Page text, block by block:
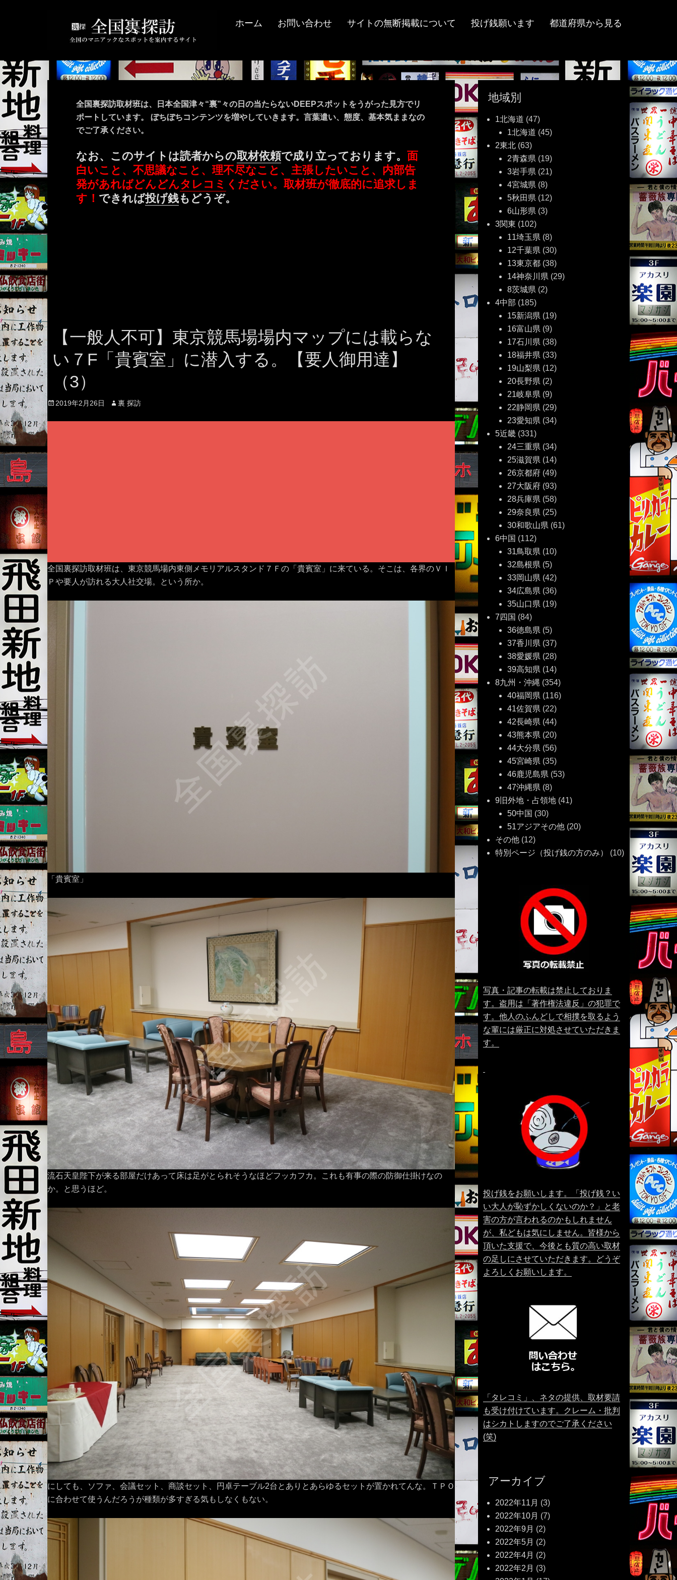
ホーム お問い合わせ サイトの無断掲載について 投げ銭願います 都道府県から見る
全国裏探訪取材班は、日本全国津々“裏”々の日の当たらないDEEPスポットをうがった見方でリ
ポートしています。 ぼちぼちコンテンツを増やしていきます。言葉遣い、態度、基本気ままなの
でご了承ください。
なお、このサイトは読者からの取材依頼で成り立っております。 面
白いこと、不思議なこと、理不尽なこと、主張したいこと、内部告
発があればどんどんタレコミ ください。取材班が徹底的に追求しま
す！ できれば投げ銭もどうぞ。
【一般人不可】東京競馬場場内マップには載らな
い７F「貴賓室」に潜入する。【要人御用達】
（3）
Posted
on
2019年2月26日 Author
裏 探訪
全国裏探訪取材班は、東京競馬場内東側メモリアルスタンド７Ｆの「貴賓室」に来ている。そこは、各界のＶＩ
Ｐや要人が訪れる大人社交場。という所か。
「貴賓室」
流石天皇陛下が来る部屋だけあって床は足がとられそうなほどフッカフカ。これも有事の際の防御仕掛けなの
か。と思うほど。
にしても、ソファ、会議セット、商談セット、円卓テーブル2台とありとあらゆるセットが置かれてんな。ＴＰＯ
に合わせて使うんだろうが種類が多すぎる気もしなくもない。
地域別
1北海道 (47)
1北海道 (45)
2東北 (63)
2青森県 (19)
3岩手県 (21)
4宮城県 (8)
5秋田県 (12)
6山形県 (3)
3関東 (102)
11埼玉県 (8)
12千葉県 (30)
13東京都 (38)
14神奈川県 (29)
8茨城県 (2)
4中部 (185)
15新潟県 (19)
16富山県 (9)
17石川県 (38)
18福井県 (33)
19山梨県 (12)
20長野県 (2)
21岐阜県 (9)
22静岡県 (29)
23愛知県 (34)
5近畿 (331)
24三重県 (34)
25滋賀県 (14)
26京都府 (49)
27大阪府 (93)
28兵庫県 (58)
29奈良県 (25)
30和歌山県 (61)
6中国 (112)
31鳥取県 (10)
32島根県 (5)
33岡山県 (42)
34広島県 (36)
35山口県 (19)
7四国 (84)
36徳島県 (5)
37香川県 (37)
38愛媛県 (28)
39高知県 (14)
8九州・沖縄 (354)
40福岡県 (116)
41佐賀県 (22)
42長崎県 (44)
43熊本県 (20)
44大分県 (56)
45宮崎県 (35)
46鹿児島県 (53)
47沖縄県 (8)
9旧外地・占領地 (41)
50中国 (30)
51アジアその他 (20)
その他 (12)
特別ページ（投げ銭の方のみ）
(10)
写真・記事の転載は禁止しておりま
す。盗用は「著作権法違反」の犯罪で
す。他人のふんどしで相撲を取るよう
な輩には厳正に対処させていただきま
す。
投げ銭をお願いします。「投げ銭？い
い大人が恥ずかしくないのか？」と老
害の方が言われるのかもしれません
が、私どもは気にしません。皆様から
頂いた支援で、今後とも質の高い取材
の足しにさせていただきます。どうぞ
よろしくお願いします。
「タレコミ」、ネタの提供、取材要請
も受け付けています。クレーム・批判
はシカトしますのでご了承ください
(笑)
アーカイブ
2022年11月 (3)
2022年10月 (7)
2022年9月 (2)
2022年5月 (2)
2022年4月 (2)
2022年2月 (3)